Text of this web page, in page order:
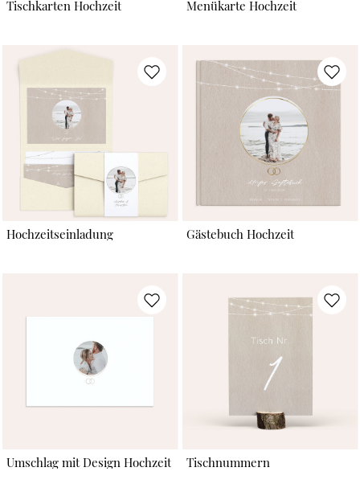
Tischkarten Hochzeit Menükarte Hochzeit
Hochzeitseinladung Gästebuch Hochzeit
Umschlag mit Design Hochzeit Tischnummern